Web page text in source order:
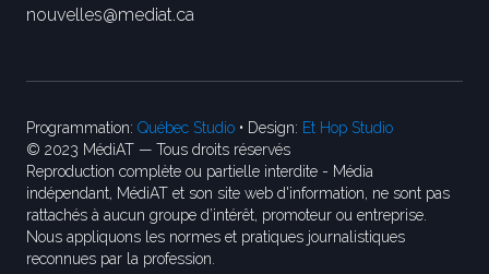
nouvelles@mediat.ca
Programmation: Québec Studio • Design: Et Hop Studio
© 2023 MédiAT — Tous droits réservés
Reproduction complète ou partielle interdite - Média
indépendant, MédiAT et son site web d'information, ne sont pas
rattachés à aucun groupe d’intérêt, promoteur ou entreprise.
Nous appliquons les normes et pratiques journalistiques
reconnues par la profession.